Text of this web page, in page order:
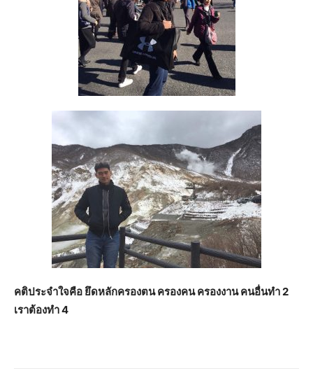
คติประจำใจคือ ยึดหลักครองตน ครองคน ครองงาน คนอื่นทำ 2
เราต้องทำ 4